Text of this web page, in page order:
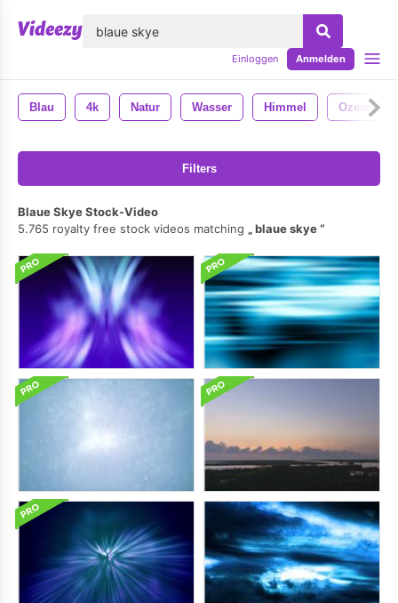
Einloggen Anmelden
Blau 4k Natur Wasser Himmel Ozean
Filters
Blaue Skye Stock-Video
5.765 royalty free stock videos matching
blaue skye